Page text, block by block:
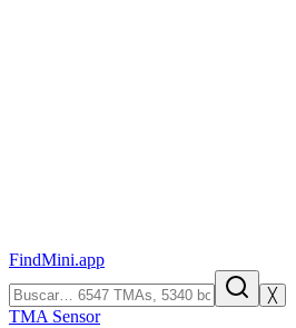
FindMini.app
╳
TMA Sensor